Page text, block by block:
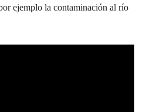
ejemplo la contaminación al río